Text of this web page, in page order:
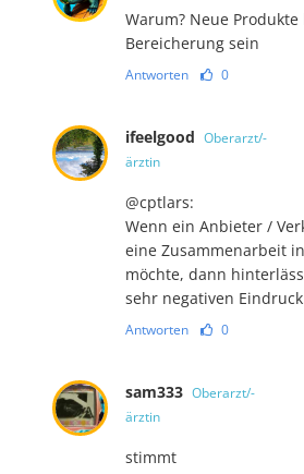
Warum? Neue
Bereicherung sein
Antworten 0
ifeelgood Oberarzt/-
ärztin
@cptlars:
Wenn ein Anbieter /
eine Zusammenarbeit
möchte, dann
sehr negativen
Antworten 0
sam333 Oberarzt/-
ärztin
stimmt